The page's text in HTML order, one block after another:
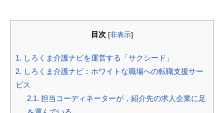
目次 [非表示]
1. しろくま介護ナビを運営する「サクシード」
2. しろくま介護ナビ：ホワイトな職場への転職支援サー
ビス
2.1. 担当コーディネーターが，紹介先の求人企業に足